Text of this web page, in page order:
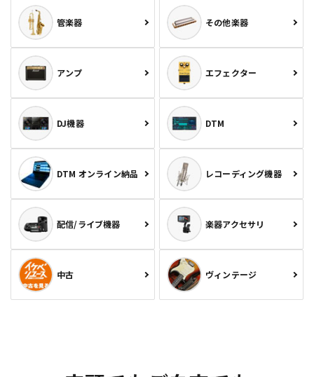
管楽器 その他楽器
アンプ エフェクター
DJ機器 DTM
DTM オンライン納品 レコーディング機器
配信/ライブ機器 楽器アクセサリ
中古 ヴィンテージ